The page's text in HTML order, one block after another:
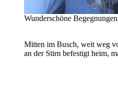
Wunderschöne
Mitten im Busch, weit weg
an der Stirn befestigt heim,